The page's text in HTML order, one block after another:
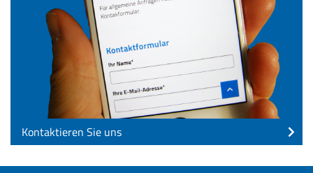
Kontaktieren Sie uns